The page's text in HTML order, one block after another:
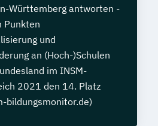
Württemberg antworten -
Punkten
und
an (Hoch-)Schulen
im INSM-
2021 den 14. Platz
bildungsmonitor.de)